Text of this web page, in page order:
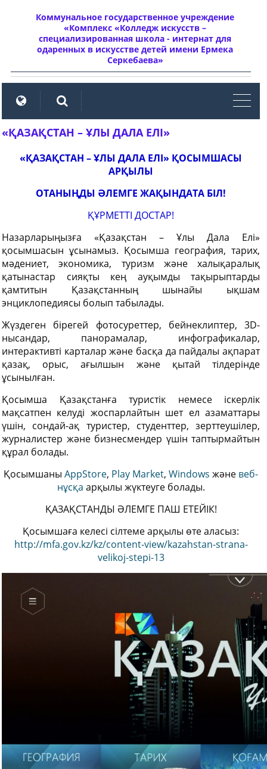
Коммунальное государственное учреждение
«Комплекс «Колледж искусств –
специализированная школа - интернат для
одаренных в искусстве детей имени Ермека
Серкебаева»
«ҚАЗАҚСТАН – ҰЛЫ ДАЛА ЕЛІ»
«ҚАЗАҚСТАН – ҰЛЫ ДАЛА ЕЛІ» ҚОСЫМШАСЫ
АРҚЫЛЫ
ОТАНЫҢДЫ ӘЛЕМГЕ ЖАҚЫНДАТА БІЛ!
ҚҰРМЕТТІ ДОСТАР!
Назарларыңызға «Қазақстан – Ұлы Дала Елі»
қосымшасын ұсынамыз. Қосымша география, тарих,
мәдениет, экономика, туризм және халықаралық
қатынастар сияқты кең ауқымды тақырыптарды
қамтитын Қазақстанның шынайы ықшам
энциклопедиясы болып табылады.
Жүздеген бірегей фотосуреттер, бейнеклиптер, 3D-
нысандар, панорамалар, инфографикалар,
интерактивті карталар және басқа да пайдалы ақпарат
қазақ, орыс, ағылшын және қытай тілдерінде
ұсынылған.
Қосымша Қазақстанға туристік немесе іскерлік
мақсатпен келуді жоспарлайтын шет ел азаматтары
үшін, сондай-ақ туристер, студенттер, зерттеушілер,
журналистер және бизнесмендер үшін таптырмайтын
құрал болады.
Қосымшаны AppStore, Play Market, Windows және веб-
нұсқа арқылы жүктеуге болады.
ҚАЗАҚСТАНДЫ ӘЛЕМГЕ ПАШ ЕТЕЙІК!
Қосымшаға келесі сілтеме арқылы өте аласыз:
http://mfa.gov.kz/kz/content-view/kazahstan-strana-
velikoj-stepi-13